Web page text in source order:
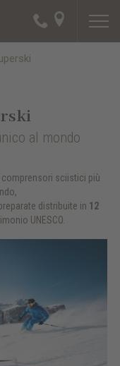
al mondo
comprensori sciistici più
distribuite in 12
UNESCO.